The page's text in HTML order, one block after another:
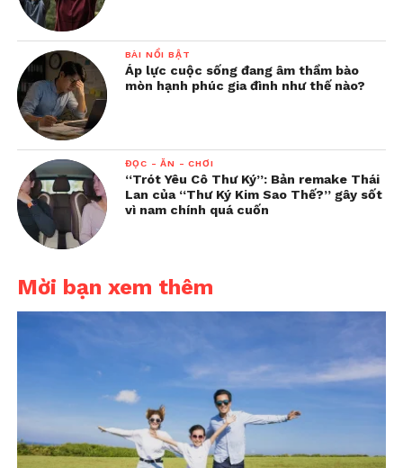
BÀI NỔI BẬT
Áp lực cuộc sống đang âm thầm bào
mòn hạnh phúc gia đình như thế nào?
ĐỌC - ĂN - CHƠI
“Trót Yêu Cô Thư Ký”: Bản remake Thái
Lan của “Thư Ký Kim Sao Thế?” gây sốt
vì nam chính quá cuốn
Mời bạn xem thêm